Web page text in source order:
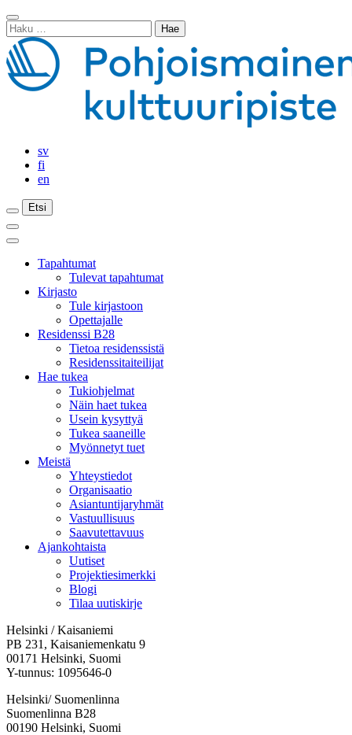
Siirry
sisältöön
Sulje
haku
Haku:
sv
fi
en
Etsi
Etsi
Etsi
Päävalikko
Sulje
päävalikkoTapahtumat
Tulevat tapahtumat
Kirjasto
Tule kirjastoon
Opettajalle
Residenssi B28
Tietoa residenssistä
Residenssitaiteilijat
Hae tukea
Tukiohjelmat
Näin haet tukea
Usein kysyttyä
Tukea saaneille
Myönnetyt tuet
Meistä
Yhteystiedot
Organisaatio
Asiantuntijaryhmät
Vastuullisuus
Saavutettavuus
Ajankohtaista
Uutiset
Projektiesimerkki
Blogi
Tilaa uutiskirje
Helsinki / Kaisaniemi
PB 231, Kaisaniemenkatu 9
00171 Helsinki, Suomi
Y-tunnus: 1095646-0
Helsinki/ Suomenlinna
Suomenlinna B28
00190 Helsinki, Suomi